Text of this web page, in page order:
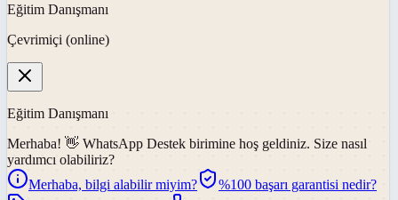
Eğitim Danışmanı
Çevrimiçi (online)
Eğitim Danışmanı
Merhaba! 👋 WhatsApp Destek birimine hoş geldiniz. Size nasıl
yardımcı olabiliriz?
Merhaba, bilgi alabilir miyim?
%100 başarı garantisi nedir?